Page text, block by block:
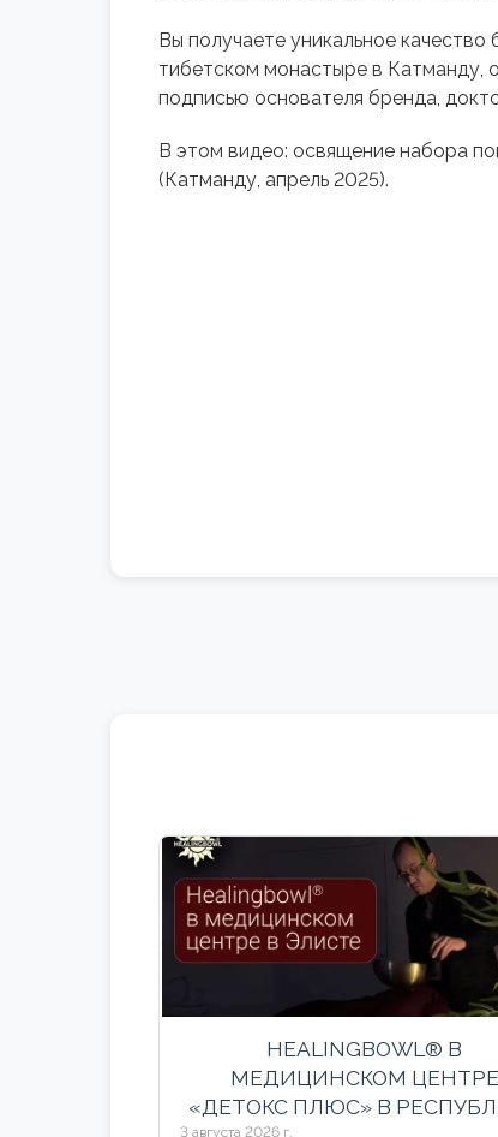
Вы получаете уникальное
тибетском монастыре в Катманду,
подписью основателя бренда,
В этом видео: освящение набора
(Катманду, апрель 2025).
HEALINGBOWL® В
МЕДИЦИНСКОМ ЦЕНТРЕ
«ДЕТОКС ПЛЮС» В
3 августа 2026 г.